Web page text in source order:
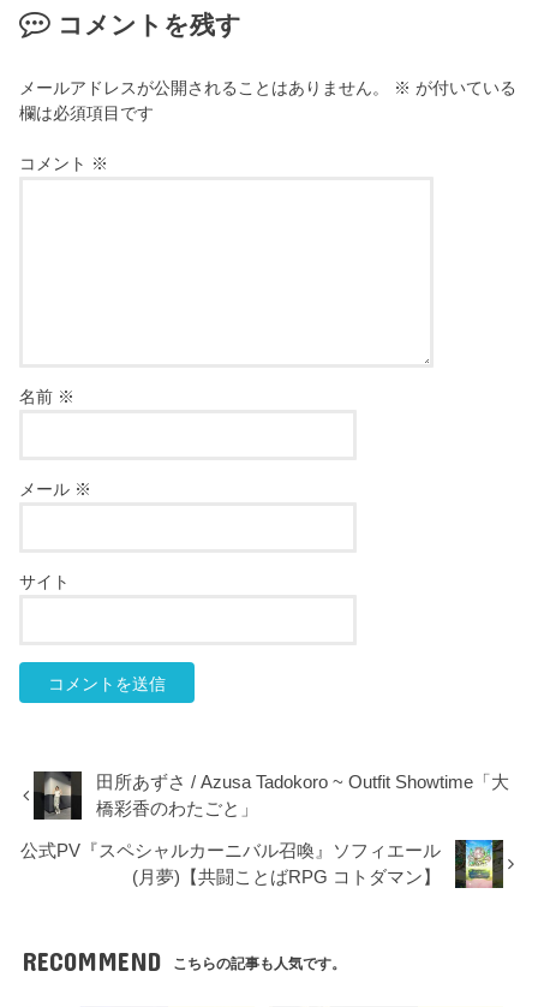
コメントを残す
メールアドレスが公開されることはありません。 ※ が付いている
欄は必須項目です
コメント ※
名前 ※
メール ※
サイト
田所あずさ / Azusa Tadokoro ~ Outfit Showtime「大
橋彩香のわたごと」
公式PV『スペシャルカーニバル召喚』ソフィエール
(月夢)【共闘ことばRPG コトダマン】
RECOMMEND こちらの記事も人気です。